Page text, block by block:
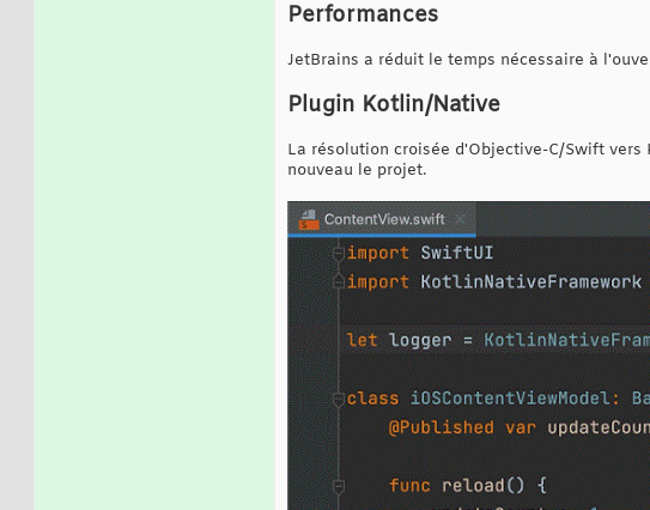
Performances
JetBrains a réduit le temps nécessaire à
Plugin Kotlin/Native
La résolution croisée d'Objective-C/Swift
nouveau le projet.